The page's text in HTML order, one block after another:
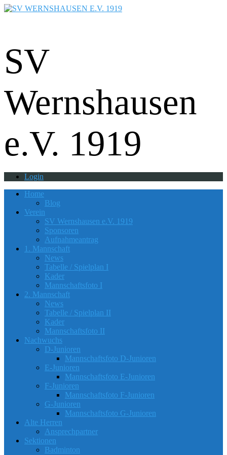
SV
Wernshausen
e.V. 1919
Login
Home
Blog
Verein
SV Wernshausen e.V. 1919
Sponsoren
Aufnahmeantrag
1. Mannschaft
News
Tabelle / Spielplan I
Kader
Mannschaftsfoto I
2. Mannschaft
News
Tabelle / Spielplan II
Kader
Mannschaftsfoto II
Nachwuchs
D-Junioren
Mannschaftsfoto D-Junioren
E-Junioren
Mannschaftsfoto E-Junioren
F-Junioren
Mannschaftsfoto F-Junioren
G-Junioren
Mannschaftsfoto G-Junioren
Alte Herren
Ansprechpartner
Sektionen
Badminton